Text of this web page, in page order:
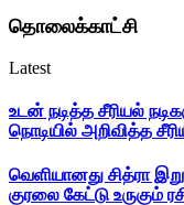
தொலைக்காட்சி
Latest
உடன் நடித்த சீரியல்
நொடியில் அறிவித்த
வெளியானது சித்ரா
குரலை கேட்டு உருகும்